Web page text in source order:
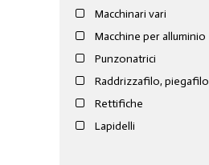
Macchinari vari
Macchine per alluminio
Punzonatrici
Raddrizzafilo, piegafilo
Rettifiche
Lapidelli